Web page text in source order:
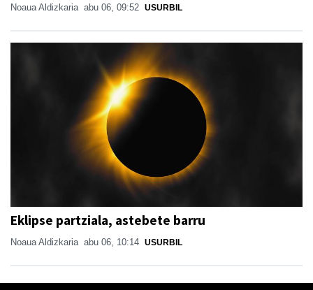
Noaua Aldizkaria abu 06, 09:52 USURBIL
Eklipse partziala, astebete barru
Noaua Aldizkaria abu 06, 10:14 USURBIL